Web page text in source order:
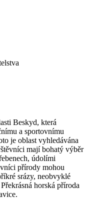
Beskyd, která
a sportovnímu
je oblast vyhledávána
mají bohatý výběr
údolími
přírody mohou
srázy, neobvyklé
horská příroda